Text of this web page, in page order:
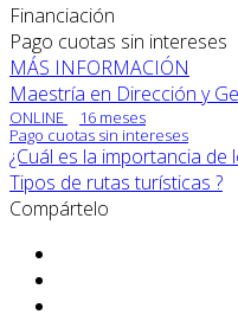
Financiación
Pago cuotas sin intereses
MÁS INFORMACIÓN
Maestría en Dirección y
ONLINE
16 meses
Pago cuotas sin intereses
¿Cuál es la importancia de
Tipos de rutas turísticas ?️
Compártelo